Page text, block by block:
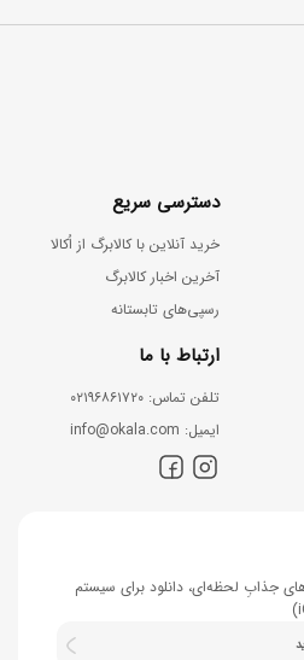
دسترسی سریع
خرید آنلاین با کالابرگ از اُکالا
آخرین اخبار کالابرگ
رسپی‌های تابستانه
ارتباط با ما
ﺗﻠﻔﻦ ﺗﻤﺎس: ۰۲۱۹۶۸۶۱۷۲۰
اﯾﻤﯿﻞ: info@okala.com
جذابِ لحظه‌ای، دانلود برای سیستم